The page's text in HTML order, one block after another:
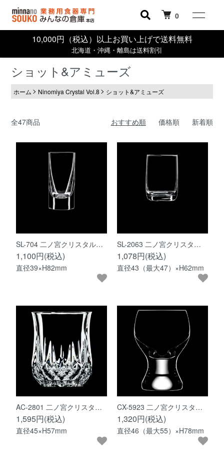
0
10,000円（税込）以上お買い上げで送料無料
北海道・沖縄・離島は送料割引
ショット&アミューズ
ホーム Ninomiya Crystal Vol.8 ショット&アミューズ
全47商品 おすすめ順 価格順 新着順
SL-704 二ノ宮クリスタル…
1,100円(税込)
直径39×H82mm
SL-2063 二ノ宮クリスタ…
1,078円(税込)
直径43（最大47）×H62mm
AC-2801 二ノ宮クリスタ…
1,595円(税込)
直径45×H57mm
CX-5923 二ノ宮クリスタ…
1,320円(税込)
直径46（最大55）×H78mm